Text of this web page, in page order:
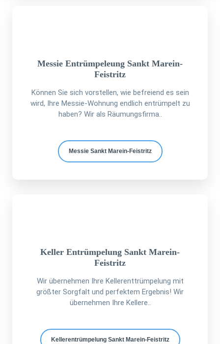
Messie Entrümpeleung Sankt Marein-
Feistritz
Können Sie sich vorstellen, wie befreiend es sein
wird, Ihre Messie-Wohnung endlich entrümpelt zu
haben? Wir als Räumungsfirma..
Messie Sankt Marein-Feistritz
Keller Entrümpelung Sankt Marein-
Feistritz
Wir übernehmen Ihre Kellerenttrümpelung mit
größter Sorgfalt und perfektem Ergebnis! Wir
übernehmen Ihre Kellere..
Kellerentrümpelung Sankt Marein-Feistritz